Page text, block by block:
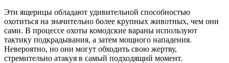
Эти ящерицы обладают удивительной способностью
охотиться на значительно более крупных животных, чем они
сами. В процессе охоты комодские вараны используют
тактику подкрадывания, а затем мощного нападения.
Невероятно, но они могут обходить свою жертву,
стремительно атакуя в самый подходящий момент.